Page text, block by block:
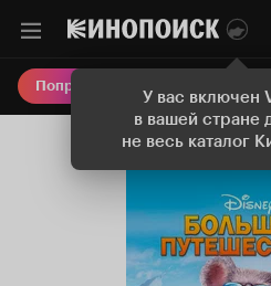
У вас включен
в вашей стране
не весь каталог
Попробовать Плюс